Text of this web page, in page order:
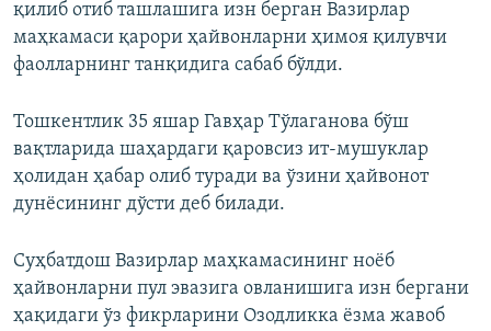
қилиб отиб ташлашига изн берган Вазирлар
маҳкамаси қарори ҳайвонларни ҳимоя қилувчи
фаолларнинг танқидига сабаб бўлди.
Тошкентлик 35 яшар Гавҳар Тўлаганова бўш
вақтларида шаҳардаги қаровсиз ит-мушуклар
ҳолидан ҳабар олиб туради ва ўзини ҳайвонот
дунëсининг дўсти деб билади.
Суҳбатдош Вазирлар маҳкамасининг ноëб
ҳайвонларни пул эвазига овланишига изн бергани
ҳақидаги ўз фикрларини Озодликка ëзма жавоб